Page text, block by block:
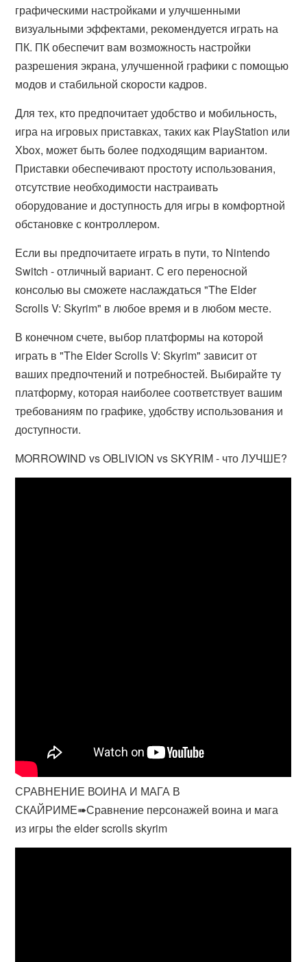
графическими настройками и улучшенными
визуальными эффектами, рекомендуется играть на
ПК. ПК обеспечит вам возможность настройки
разрешения экрана, улучшенной графики с помощью
модов и стабильной скорости кадров.
Для тех, кто предпочитает удобство и мобильность,
игра на игровых приставках, таких как PlayStation или
Xbox, может быть более подходящим вариантом.
Приставки обеспечивают простоту использования,
отсутствие необходимости настраивать
оборудование и доступность для игры в комфортной
обстановке с контроллером.
Если вы предпочитаете играть в пути, то Nintendo
Switch - отличный вариант. С его переносной
консолью вы сможете наслаждаться "The Elder
Scrolls V: Skyrim" в любое время и в любом месте.
В конечном счете, выбор платформы на которой
играть в "The Elder Scrolls V: Skyrim" зависит от
ваших предпочтений и потребностей. Выбирайте ту
платформу, которая наиболее соответствует вашим
требованиям по графике, удобству использования и
доступности.
MORROWIND vs OBLIVION vs SKYRIM - что ЛУЧШЕ?
СРАВНЕНИЕ ВОИНА И МАГА В
СКАЙРИМЕ➠Сравнение персонажей воина и мага
из игры the elder scrolls skyrim